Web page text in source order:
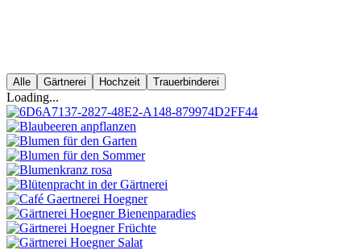
Alle Gärtnerei Hochzeit Trauerbinderei
Loading...